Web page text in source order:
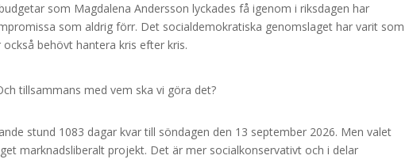
som Magdalena Andersson lyckades få igenom i riksdagen har
som aldrig förr. Det socialdemokratiska genomslaget har varit som
behövt hantera kris efter kris.
tillsammans med vem ska vi göra det?
stund 1083 dagar kvar till söndagen den 13 september 2026. Men valet
marknadsliberalt projekt. Det är mer socialkonservativt och i delar